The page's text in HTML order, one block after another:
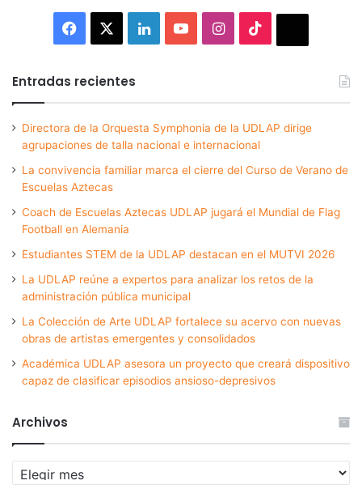
Facebook LinkedInYouTubeInstagram
Entradas recientes
Directora de la Orquesta Symphonia de la UDLAP dirige
agrupaciones de talla nacional e internacional
La convivencia familiar marca el cierre del Curso de Verano de
Escuelas Aztecas
Coach de Escuelas Aztecas UDLAP jugará el Mundial de Flag
Football en Alemania
Estudiantes STEM de la UDLAP destacan en el MUTVI 2026
La UDLAP reúne a expertos para analizar los retos de la
administración pública municipal
La Colección de Arte UDLAP fortalece su acervo con nuevas
obras de artistas emergentes y consolidados
Académica UDLAP asesora un proyecto que creará dispositivo
capaz de clasificar episodios ansioso-depresivos
Archivos
Archivos